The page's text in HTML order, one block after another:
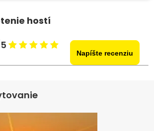
hostí
Napíšte recenziu